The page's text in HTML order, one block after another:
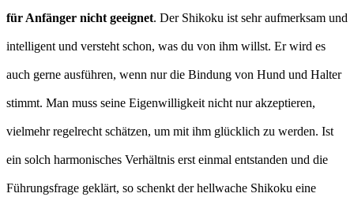
für Anfänger nicht geeignet. Der Shikoku ist sehr aufmerksam und
intelligent und versteht schon, was du von ihm willst. Er wird es
auch gerne ausführen, wenn nur die Bindung von Hund und Halter
stimmt. Man muss seine Eigenwilligkeit nicht nur akzeptieren,
vielmehr regelrecht schätzen, um mit ihm glücklich zu werden. Ist
ein solch harmonisches Verhältnis erst einmal entstanden und die
Führungsfrage geklärt, so schenkt der hellwache Shikoku eine